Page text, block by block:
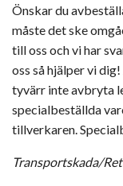
Önskar du
måste det ske
till oss och vi har
oss så hjälper vi
tyvärr inte avbryta
specialbeställda
tillverkaren.
Transportskada/